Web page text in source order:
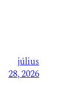
július
28, 2026